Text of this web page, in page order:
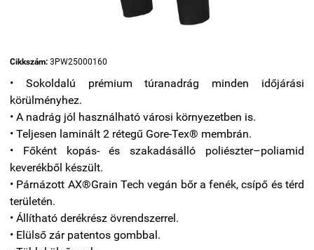
Cikkszám: 3PW25000160
• Sokoldalú prémium túranadrág minden időjárási
körülményhez.
• A nadrág jól használható városi környezetben is.
• Teljesen laminált 2 rétegű Gore-Tex® membrán.
• Főként kopás- és szakadásálló poliészter–poliamid
keverékből készült.
• Párnázott AX®Grain Tech vegán bőr a fenék, csípő és térd
területén.
• Állítható derékrész övrendszerrel.
• Elülső zár patentos gombbal.